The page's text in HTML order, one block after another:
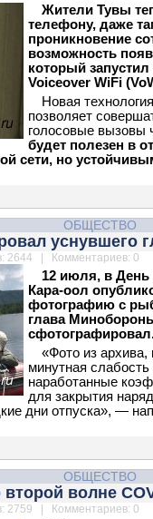
Жители Тувы
телефону, даже
проникновение
возможность
который
Voiceover WiFi
Новая
позволяет
голосовые вызовы
будет полезен в
сети, но
ОБЩЕСТВО
уснувшего
2644 | Комментариев: 0
12 июля, в
Кара-оол
фотографию с
глава
«Фото из
минутная
наработанные
для закрытия
дни отпуска», —
ОБЩЕСТВО
второй волне
2759 | Комментариев: 0